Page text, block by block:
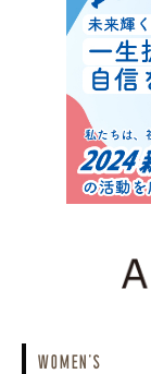
WOMEN'S